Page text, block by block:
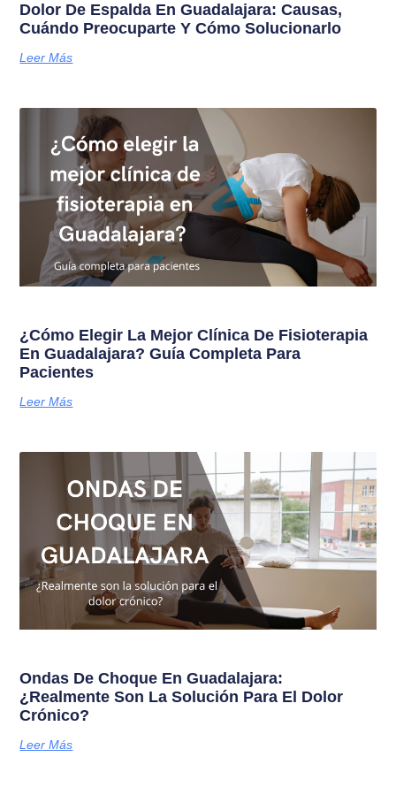
Dolor De Espalda En Guadalajara: Causas,
Cuándo Preocuparte Y Cómo Solucionarlo
Leer Más
¿Cómo Elegir La Mejor Clínica De Fisioterapia
En Guadalajara? Guía Completa Para
Pacientes
Leer Más
Ondas De Choque En Guadalajara:
¿Realmente Son La Solución Para El Dolor
Crónico?
Leer Más